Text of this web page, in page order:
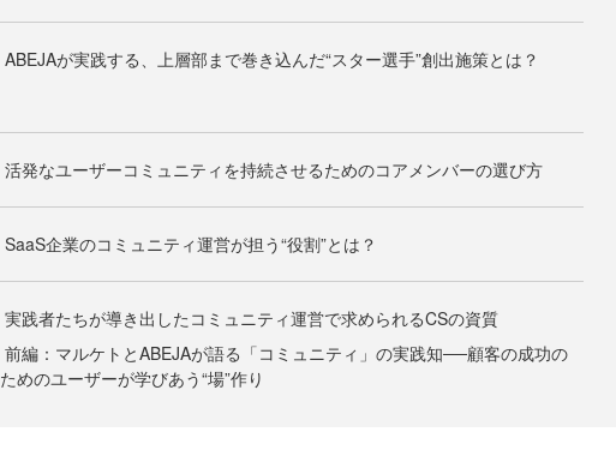
ABEJAが実践する、上層部まで巻き込んだ“スター選手”創出施策とは？
活発なユーザーコミュニティを持続させるためのコアメンバーの選び方
SaaS企業のコミュニティ運営が担う“役割”とは？
実践者たちが導き出したコミュニティ運営で求められるCSの資質
前編：マルケトとABEJAが語る「コミュニティ」の実践知──顧客の成功の
ためのユーザーが学びあう“場”作り